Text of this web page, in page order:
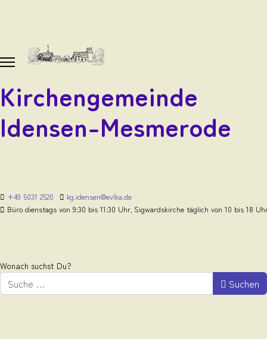
Kirchengemeinde
Idensen-Mesmerode
+49 5031 2520
kg.idensen@evlka.de
Büro dienstags von 9:30 bis 11:30 Uhr, Sigwardskirche täglich von 10 bis 18
Wonach suchst Du?
Suchen